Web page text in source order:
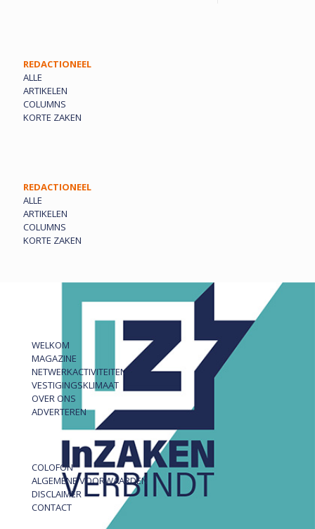
REDACTIONEEL
ALLE
ARTIKELEN
COLUMNS
KORTE ZAKEN
REDACTIONEEL
ALLE
ARTIKELEN
COLUMNS
KORTE ZAKEN
WELKOM
MAGAZINE
NETWERKACTIVITEITEN
VESTIGINGSKLIMAAT
OVER ONS
ADVERTEREN
COLOFON
ALGEMENE VOORWAARDEN
DISCLAIMER
CONTACT